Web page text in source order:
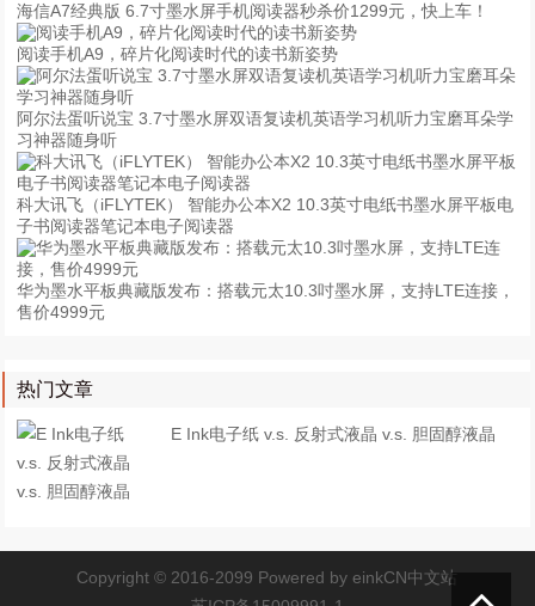
海信A7经典版 6.7寸墨水屏手机阅读器秒杀价1299元，快上车！
阅读手机A9，碎片化阅读时代的读书新姿势
阿尔法蛋听说宝 3.7寸墨水屏双语复读机英语学习机听力宝磨耳朵学
习神器随身听
科大讯飞（iFLYTEK） 智能办公本X2 10.3英寸电纸书墨水屏平板电
子书阅读器笔记本电子阅读器
华为墨水平板典藏版发布：搭载元太10.3吋墨水屏，支持LTE连接，
售价4999元
热门文章
E Ink电子纸 v.s. 反射式液晶 v.s. 胆固醇液晶
Copyright © 2016-2099 Powered byeinkCN中文站